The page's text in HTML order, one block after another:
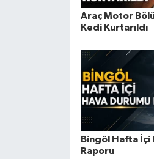
Araç Motor
Kedi Kurtarıldı
Bingöl Hafta İçi
Raporu